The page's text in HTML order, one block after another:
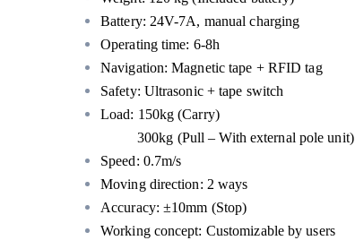
Battery: 24V-7A, manual charging
Operating time: 6-8h
Navigation: Magnetic tape + RFID tag
Safety: Ultrasonic + tape switch
Load: 150kg (Carry)
300kg (Pull – With external pole unit)
Speed: 0.7m/s
Moving direction: 2 ways
Accuracy: ±10mm (Stop)
Working concept: Customizable by users